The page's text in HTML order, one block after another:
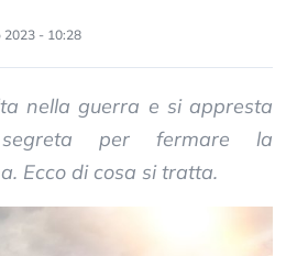
2023 - 10:28
nella guerra e si appresta
segreta per fermare la
Ecco di cosa si tratta.